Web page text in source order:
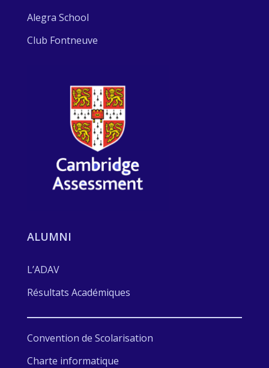
Alegra School
Club Fontneuve
ALUMNI
L’ADAV
Résultats Académiques
Convention de Scolarisation
Charte informatique